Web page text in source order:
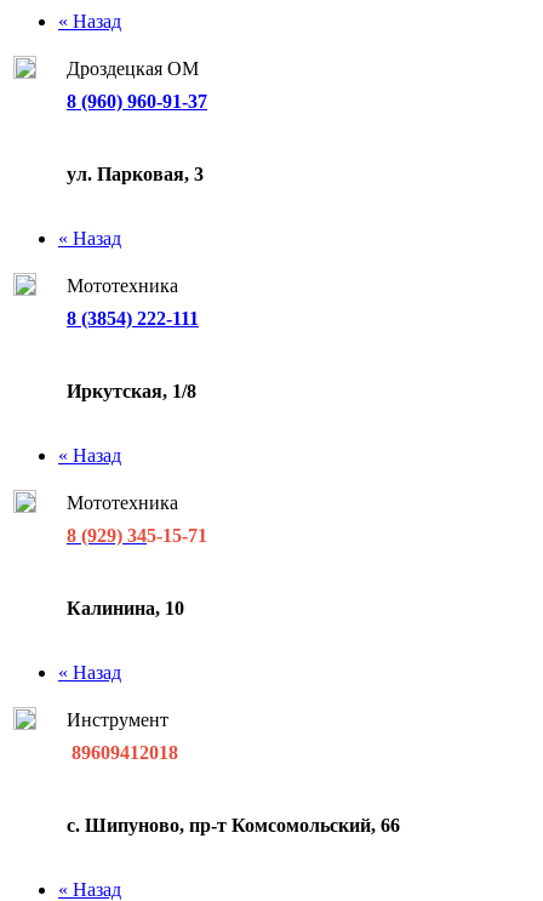
« Назад
Дроздецкая ОМ
8 (960) 960-91-37
ул. Парковая, 3
« Назад
Мототехника
8 (3854) 222-111
Иркутская, 1/8
« Назад
Мототехника
8 (929) 345-15-71
Калинина, 10
« Назад
Инструмент
89609412018
с. Шипуново, пр-т Комсомольский, 66
« Назад